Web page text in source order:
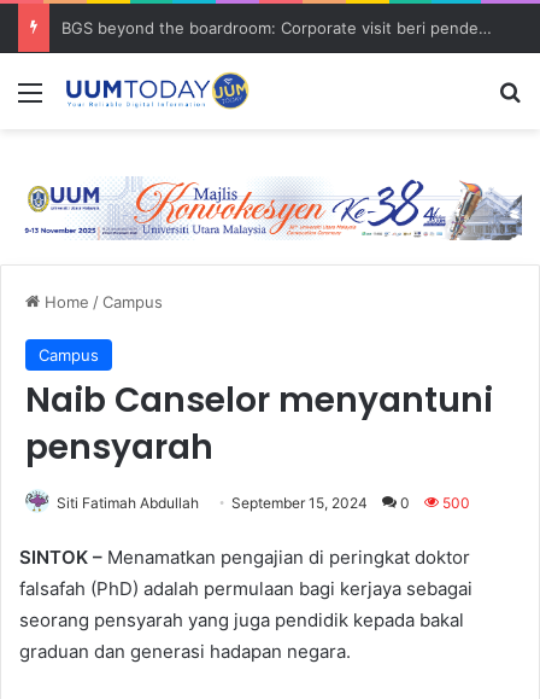
BGS beyond the boardroom: Corporate visit beri pendedahan dunia korporat kepada PELAJAR UUM
Menu
Home /Campus
Campus
Naib Canselor menyantuni
pensyarah
Siti Fatimah Abdullah September 15, 2024 0 500
SINTOK – Menamatkan pengajian di peringkat doktor
falsafah (PhD) adalah permulaan bagi kerjaya sebagai
seorang pensyarah yang juga pendidik kepada bakal
graduan dan generasi hadapan negara.